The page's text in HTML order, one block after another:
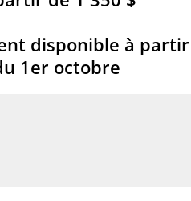
disponible à partir
1er octobre